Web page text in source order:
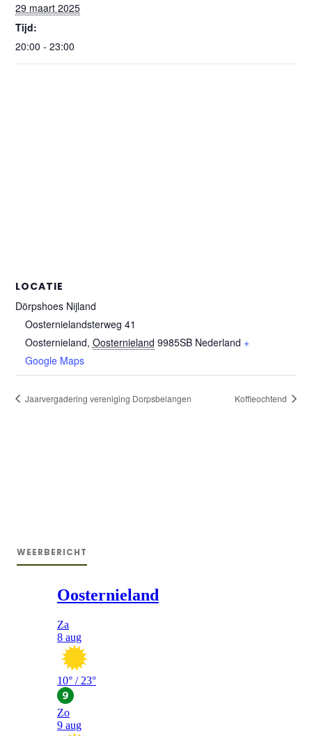
29 maart 2025
Tijd:
20:00 - 23:00
LOCATIE
Dörpshoes Nijland
Oosternielandsterweg 41
Oosternieland, Oosternieland 9985SB Nederland +
Google Maps
Jaarvergadering vereniging Dorpsbelangen Koffieochtend
WEERBERICHT